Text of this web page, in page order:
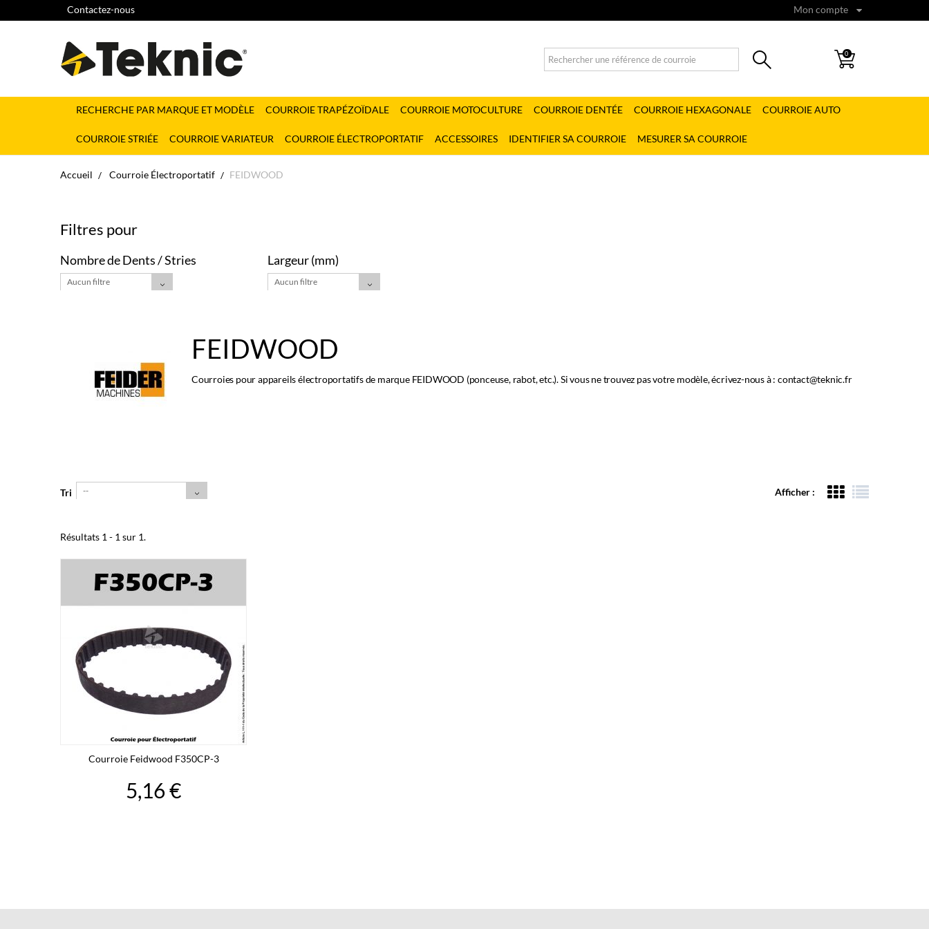
Mon compte
Contactez-nous
0
RECHERCHE PAR MARQUE ET MODÈLE COURROIE TRAPÉZOÏDALE COURROIE MOTOCULTURE COURROIE DENTÉE COURROIE HEXAGONALE COURROIE AUTO
COURROIE STRIÉE COURROIE VARIATEUR COURROIE ÉLECTROPORTATIF ACCESSOIRES IDENTIFIER SA COURROIE MESURER SA COURROIE
Accueil Courroie Électroportatif FEIDWOOD
Filtres pour
Nombre de Dents / Stries
Aucun filtre
Largeur (mm)
Aucun filtre
FEIDWOOD
Courroies pour appareils électroportatifs de marque FEIDWOOD (ponceuse, rabot, etc.). Si vous ne trouvez pas votre modèle, écrivez-nous à : contact@teknic.fr
Afficher :
Tri --
Résultats 1 - 1 sur 1.
Courroie Feidwood F350CP-3
5,16 €